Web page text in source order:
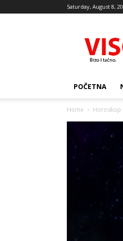
Saturday, August 8,
portal
POČETNA
Home Horoskop